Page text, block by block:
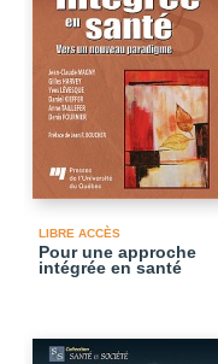
LIBRE ACCÈS
Pour une approche
intégrée en santé